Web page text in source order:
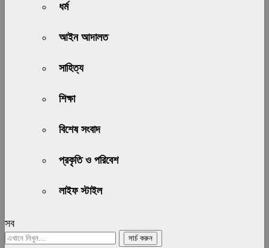
ধর্ম
আইন আদালত
সাহিত্য
শিক্ষা
বিশেষ সংবাদ
প্রকৃতি ও পরিবেশ
লাইফ স্টাইল
সব